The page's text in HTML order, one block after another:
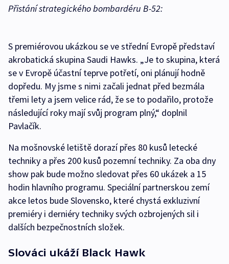
Přistání strategického bombardéru B-52:
S premiérovou ukázkou se ve střední Evropě představí
akrobatická skupina Saudi Hawks. „Je to skupina, která
se v Evropě účastní teprve potřetí, oni plánují hodně
dopředu. My jsme s nimi začali jednat před bezmála
třemi lety a jsem velice rád, že se to podařilo, protože
následující roky mají svůj program plný,“ doplnil
Pavlačík.
Na mošnovské letiště dorazí přes 80 kusů letecké
techniky a přes 200 kusů pozemní techniky. Za oba dny
show pak bude možno sledovat přes 60 ukázek a 15
hodin hlavního programu. Speciální partnerskou zemí
akce letos bude Slovensko, které chystá exkluzivní
premiéry i derniéry techniky svých ozbrojených sil i
dalších bezpečnostních složek.
Slováci ukáží Black Hawk